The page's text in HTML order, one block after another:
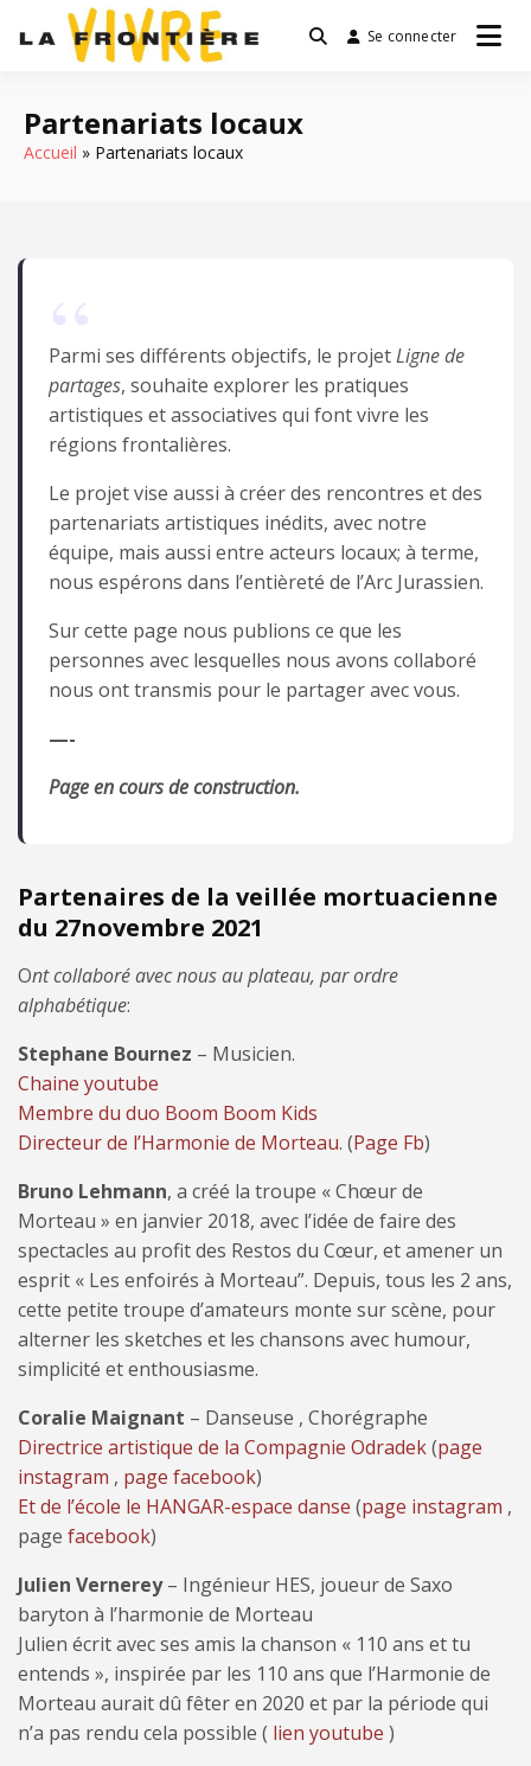
au
Se connecter
Partenariats locaux
Accueil Partenariats locaux
Parmi ses différents objectifs, le projetLigne de
partages, souhaite explorer les pratiques
artistiques et associatives qui font vivre les
régions frontalières.
Le projet vise aussi à créer des rencontres et des
partenariats artistiques inédits, avec notre
équipe, mais aussi entre acteurs locaux; à terme,
nous espérons dans l’entièreté de l’Arc Jurassien.
Sur cette page nous publions ce que les
personnes avec lesquelles nous avons collaboré
nous ont transmis pour le partager avec vous.
—-
Page en cours de construction.
Partenaires de la veillée mortuacienne
du 27novembre 2021
Ont collaboré avec nous au plateau, par ordre
alphabétique:
Stephane Bournez – Musicien.
Chaine youtube
Membre du duo Boom Boom Kids
Directeur de l’Harmonie de Morteau. (Page Fb)
Bruno Lehmann, a créé la troupe « Chœur de
Morteau » en janvier 2018, avec l’idée de faire des
spectacles au profit des Restos du Cœur, et amener un
esprit « Les enfoirés à Morteau”. Depuis, tous les 2 ans,
cette petite troupe d’amateurs monte sur scène, pour
alterner les sketches et les chansons avec humour,
simplicité et enthousiasme.
Coralie Maignant – Danseuse , Chorégraphe
Directrice artistique de la Compagnie Odradek(page
instagram , page facebook)
Et de l’école le HANGAR-espace danse (page instagram ,
page facebook)
Julien Vernerey– Ingénieur HES, joueur de Saxo
baryton à l’harmonie de Morteau
Julien écrit avec ses amis la chanson « 110 ans et tu
entends », inspirée par les 110 ans que l’Harmonie de
Morteau aurait dû fêter en 2020 et par la période qui
n’a pas rendu cela possible ( lien youtube )